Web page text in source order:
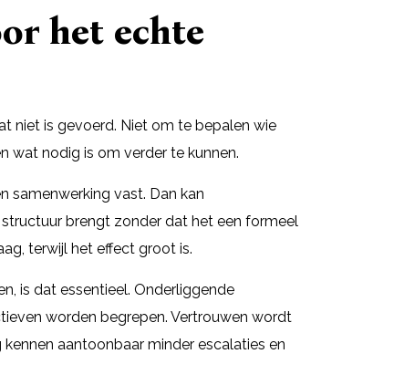
het echte
niet is gevoerd. Niet om te bepalen wie
wat nodig is om verder te kunnen.
samenwerking vast. Dan kan
brengt zonder dat het een formeel
terwijl het effect groot is.
is dat essentieel. Onderliggende
worden begrepen. Vertrouwen wordt
aantoonbaar minder escalaties en